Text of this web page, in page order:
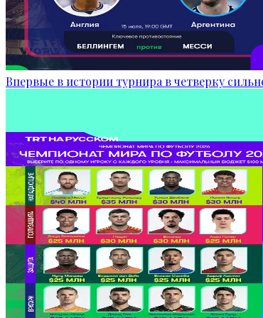
Впервые в истории турнира в четверку